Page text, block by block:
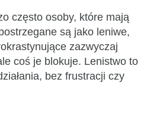
często osoby, które mają
są jako leniwe,
zazwyczaj
coś je blokuje. Lenistwo to
bez frustracji czy